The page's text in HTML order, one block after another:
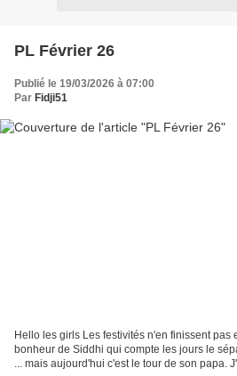
PL Février 26
Publié le 19/03/2026 à 07:00
Par Fidji51
Hello les girls Les festivités n'en finissent pas
bonheur de Siddhi qui compte les jours le
... mais aujourd'hui c'est le tour de son papa.